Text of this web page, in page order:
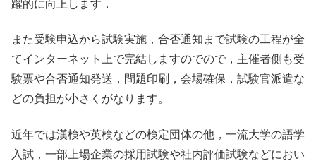
躍的に向上します．
また受験申込から試験実施，合否通知まで試験の工程が全
てインターネット上で完結しますのでので，主催者側も受
験票や合否通知発送，問題印刷，会場確保，試験官派遣な
どの負担が小さくがなります。
近年では漢検や英検などの検定団体の他，一流大学の語学
入試，一部上場企業の採用試験や社内評価試験などにおい